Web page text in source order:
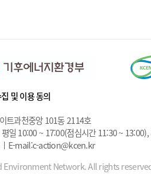
및 이용 동의
트과천중앙 101동 2114호
일 10:00 ~ 17:00(점심시간 11:30 ~
E-mail:c-action@kcen.kr
Network. All rights